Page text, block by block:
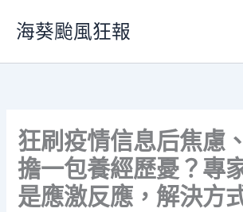
要
海葵颱風狂報
狂刷疫情信息后焦慮
擔一包養經歷憂？專
是應激反應，解決方